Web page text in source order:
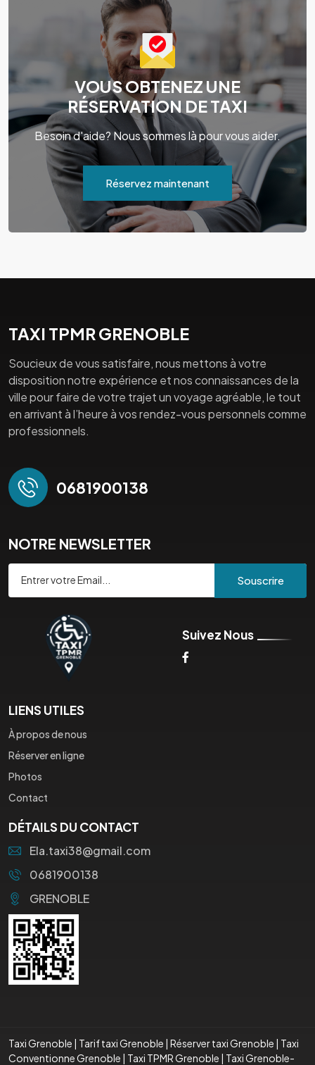
VOUS OBTENEZ UNE
RÉSERVATION DE TAXI
Besoin d'aide? Nous sommes là pour vous aider.
Réservez maintenant
TAXI TPMR GRENOBLE
Soucieux de vous satisfaire, nous mettons à votre
disposition notre expérience et nos connaissances de la
ville pour faire de votre trajet un voyage agréable, le tout
en arrivant à l’heure à vos rendez-vous personnels comme
professionnels.
0681900138
NOTRE NEWSLETTER
Souscrire
Suivez Nous
LIENS UTILES
À propos de nous
Réserver en ligne
Photos
Contact
DÉTAILS DU CONTACT
Ela.taxi38@gmail.com
0681900138
GRENOBLE
Taxi Grenoble | Tarif taxi Grenoble | Réserver taxi Grenoble | Taxi
Conventionne Grenoble | Taxi TPMR Grenoble | Taxi Grenoble-